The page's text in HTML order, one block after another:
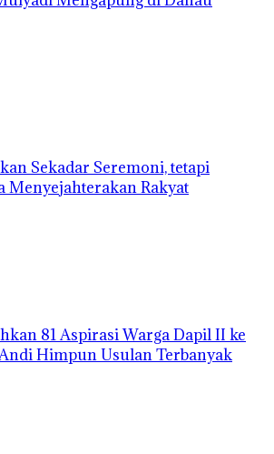
Sekadar Seremoni, tetapi
Menyejahterakan Rakyat
81 Aspirasi Warga Dapil II ke
Himpun Usulan Terbanyak